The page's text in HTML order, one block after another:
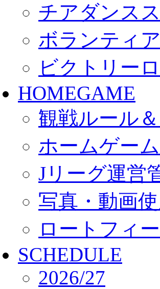
チアダンス
ボランティ
ビクトリー
HOMEGAME
観戦ルール
ホームゲー
Jリーグ運営
写真・動画
ロートフィ
SCHEDULE
2026/27